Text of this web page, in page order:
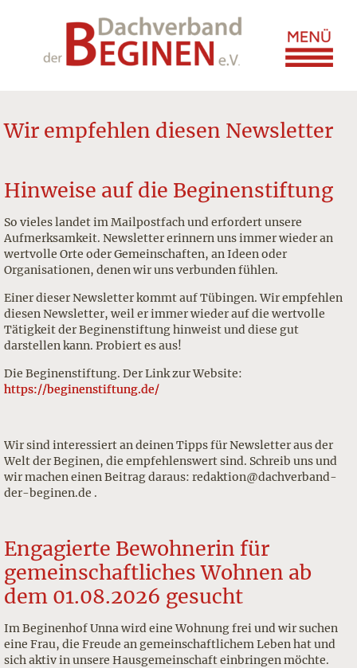
Wir empfehlen diesen Newsletter
Hinweise auf die Beginenstiftung
So vieles landet im Mailpostfach und erfordert unsere
Aufmerksamkeit. Newsletter erinnern uns immer wieder an
wertvolle Orte oder Gemeinschaften, an Ideen oder
Organisationen, denen wir uns verbunden fühlen.
Einer dieser Newsletter kommt auf Tübingen. Wir empfehlen
diesen Newsletter, weil er immer wieder auf die wertvolle
Tätigkeit der Beginenstiftung hinweist und diese gut
darstellen kann. Probiert es aus!
Die Beginenstiftung. Der Link zur Website:
https://beginenstiftung.de/
Wir sind interessiert an deinen Tipps für Newsletter aus der
Welt der Beginen, die empfehlenswert sind. Schreib uns und
wir machen einen Beitrag daraus: redaktion@dachverband-
der-beginen.de .
Engagierte Bewohnerin für
gemeinschaftliches Wohnen ab
dem 01.08.2026 gesucht
Im Beginenhof Unna wird eine Wohnung frei und wir suchen
eine Frau, die Freude an gemeinschaftlichem Leben hat und
sich aktiv in unsere Hausgemeinschaft einbringen möchte.